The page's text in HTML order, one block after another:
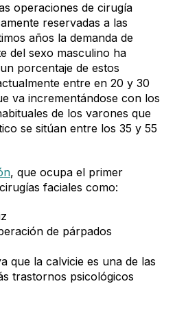
operaciones de cirugía
reservadas a las
años la demanda de
del sexo masculino ha
porcentaje de estos
entre en 20 y 30
va incrementándose con los
de los varones que
se sitúan entre los 35 y 55
, que ocupa el primer
faciales como:
de párpados
que la calvicie es una de las
trastornos psicológicos